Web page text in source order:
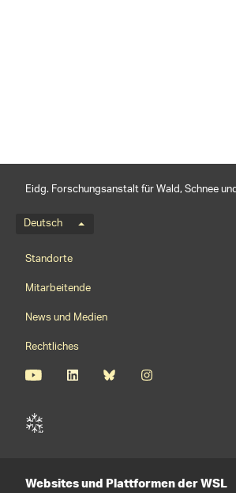
Eidg. Forschungsanstalt für Wald, Schnee
Sprachmenü
Deutsch
Footernavigation
Standorte
Mitarbeitende
News und Medien
Rechtliches
Websites und Plattformen der WSL